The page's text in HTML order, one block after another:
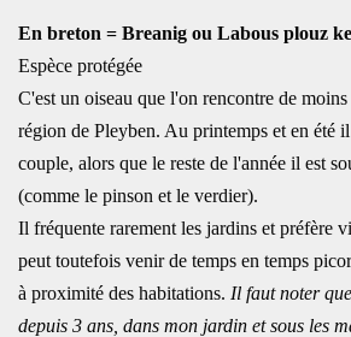
En breton = Breanig ou Labous plouz
Espèce protégée
C'est un oiseau que l'on rencontre de
région de Pleyben. Au printemps et en été
couple, alors que le reste de l'année il est
(comme le pinson et le verdier).
Il fréquente rarement les jardins et préfère
peut toutefois venir de temps en temps
à proximité des habitations. Il faut noter
depuis 3 ans, dans mon jardin et sous les